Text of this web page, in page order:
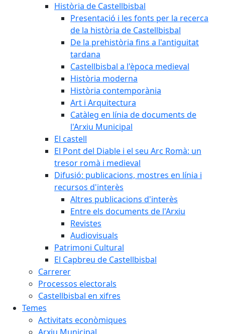
Història de Castellbisbal
Presentació i les fonts per la recerca
de la història de Castellbisbal
De la prehistòria fins a l'antiguitat
tardana
Castellbisbal a l'època medieval
Història moderna
Història contemporània
Art i Arquitectura
Catàleg en línia de documents de
l'Arxiu Municipal
El castell
El Pont del Diable i el seu Arc Romà: un
tresor romà i medieval
Difusió: publicacions, mostres en línia i
recursos d'interès
Altres publicacions d'interès
Entre els documents de l'Arxiu
Revistes
Audiovisuals
Patrimoni Cultural
El Capbreu de Castellbisbal
Carrerer
Processos electorals
Castellbisbal en xifres
Temes
Activitats econòmiques